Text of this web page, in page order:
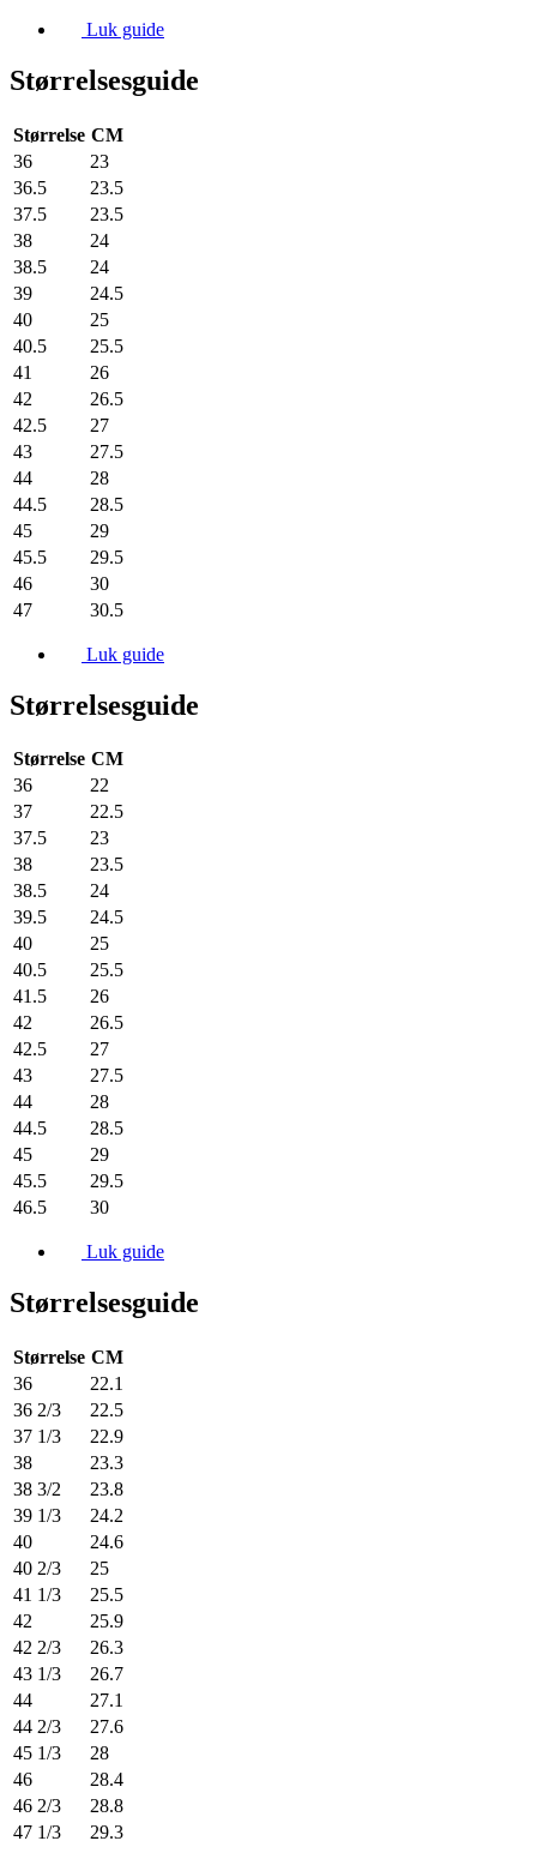
Luk guide
Størrelsesguide
Størrelse CM
36
23
36.5
23.5
37.5
23.5
38
24
38.5
24
39
24.5
40
25
40.5
25.5
41
26
42
26.5
42.5
27
43
27.5
44
28
44.5
28.5
45
29
45.5
29.5
46
30
47
30.5
Luk guide
Størrelsesguide
Størrelse CM
36
22
37
22.5
37.5
23
38
23.5
38.5
24
39.5
24.5
40
25
40.5
25.5
41.5
26
42
26.5
42.5
27
43
27.5
44
28
44.5
28.5
45
29
45.5
29.5
46.5
30
Luk guide
Størrelsesguide
Størrelse CM
36
22.1
36 2/3
22.5
37 1/3
22.9
38
23.3
38 3/2
23.8
39 1/3
24.2
40
24.6
40 2/3
25
41 1/3
25.5
42
25.9
42 2/3
26.3
43 1/3
26.7
44
27.1
44 2/3
27.6
45 1/3
28
46
28.4
46 2/3
28.8
47 1/3
29.3